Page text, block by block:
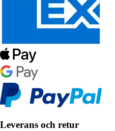
Leverans och retur